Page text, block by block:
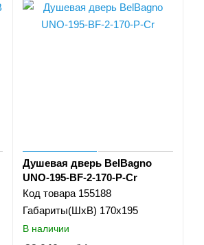
Душевая дверь BelBagno
UNO-195-BF-2-170-P-Cr
Код товара 155188
Габариты(ШхВ) 170x195
В наличии